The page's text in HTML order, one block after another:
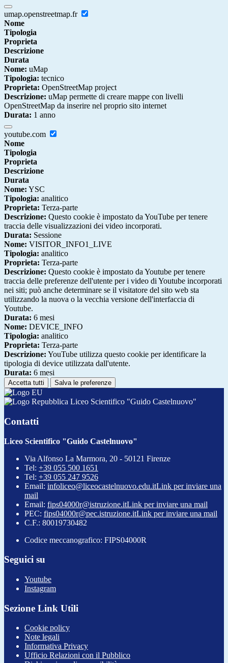
umap.openstreetmap.fr
Nome
Tipologia
Proprieta
Descrizione
Durata
Nome: uMap
Tipologia: tecnico
Proprieta: OpenStreetMap project
Descrizione: uMap permette di creare mappe con livelli
OpenStreetMap da inserire nel proprio sito internet
Durata: 1 anno
youtube.com
Nome
Tipologia
Proprieta
Descrizione
Durata
Nome: YSC
Tipologia: analitico
Proprieta: Terza-parte
Descrizione: Questo cookie è impostato da YouTube per tenere
traccia delle visualizzazioni dei video incorporati.
Durata: Sessione
Nome: VISITOR_INFO1_LIVE
Tipologia: analitico
Proprieta: Terza-parte
Descrizione: Questo cookie è impostato da Youtube per tenere
traccia delle preferenze dell'utente per i video di Youtube incorporati
nei siti; può anche determinare se il visitatore del sito web sta
utilizzando la nuova o la vecchia versione dell'interfaccia di
Youtube.
Durata: 6 mesi
Nome: DEVICE_INFO
Tipologia: analitico
Proprieta: Terza-parte
Descrizione: YouTube utilizza questo cookie per identificare la
tipologia di device utilizzata dall'utente.
Durata: 6 mesi
Accetta tutti Salva le preferenze
Liceo Scientifico "Guido Castelnuovo"
Contatti
Liceo Scientifico "Guido Castelnuovo"
Via Alfonso La Marmora, 20 - 50121 Firenze
Tel: +39 055 500 1651
Tel: +39 055 247 9526
Email: infoliceo@liceocastelnuovo.edu.itLink per inviare una
mail
Email: fips04000r@istruzione.itLink per inviare una mail
PEC: fips04000r@pec.istruzione.itLink per inviare una mail
C.F.: 80019730482
Codice meccanografico: FIPS04000R
Seguici su
Youtube
Instagram
Sezione Link Utili
Cookie policy
Note legali
Informativa Privacy
Ufficio Relazioni con il Pubblico